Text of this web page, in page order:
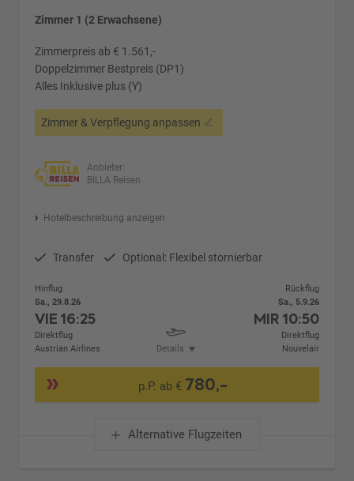
Zimmer 1 (2 Erwachsene)
Zimmerpreis ab € 1.561,-
Doppelzimmer Bestpreis (DP1)
Alles Inklusive plus (Y)
Zimmer & Verpflegung anpassen
Anbieter:
BILLA Reisen
Hotelbeschreibung anzeigen
Transfer Optional: Flexibel stornierbar
Hinflug
Sa., 29.8.26
VIE16:25
Direktflug
Austrian Airlines
Details
Rückflug
Sa., 5.9.26
MIR 10:50
Direktflug
Nouvelair
p.P. ab € 780,-
Alternative Flugzeiten